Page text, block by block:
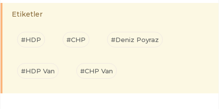
Etiketler
#HDP #CHP #Deniz Poyraz
#HDP Van #CHP Van